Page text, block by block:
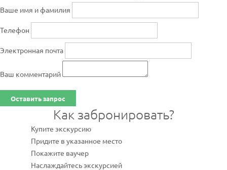
Ваше имя и фамилия
Телефон
Электронная почта
Ваш комментарий
Оставить запрос
Как забронировать?
Купите экскурсию
Придите в указанное место
Покажите ваучер
Наслаждайтесь экскурсией